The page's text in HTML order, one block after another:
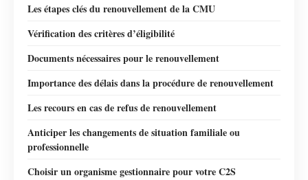
Les étapes clés du renouvellement de la CMU
Vérification des critères d’éligibilité
Documents nécessaires pour le renouvellement
Importance des délais dans la procédure de renouvellement
Les recours en cas de refus de renouvellement
Anticiper les changements de situation familiale ou
professionnelle
Choisir un organisme gestionnaire pour votre C2S